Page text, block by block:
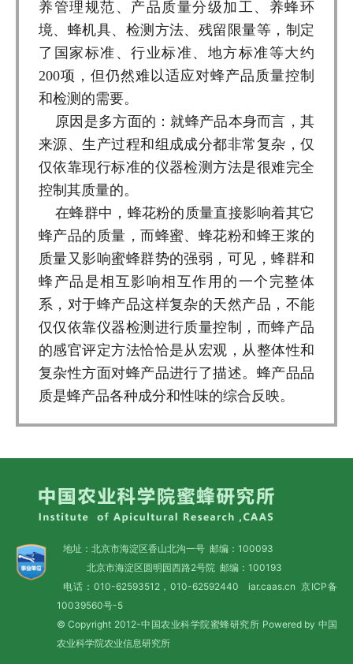
养管理规范、产品质量分级加工、养蜂环
境、蜂机具、检测方法、残留限量等，制定
了国家标准、行业标准、地方标准等大约
200项，但仍然难以适应对蜂产品质量控制
和检测的需要。
原因是多方面的：就蜂产品本身而言，其
来源、生产过程和组成成分都非常复杂，仅
仅依靠现行标准的仪器检测方法是很难完全
控制其质量的。
在蜂群中，蜂花粉的质量直接影响着其它
蜂产品的质量，而蜂蜜、蜂花粉和蜂王浆的
质量又影响蜜蜂群势的强弱，可见，蜂群和
蜂产品是相互影响相互作用的一个完整体
系，对于蜂产品这样复杂的天然产品，不能
仅仅依靠仪器检测进行质量控制，而蜂产品
的感官评定方法恰恰是从宏观，从整体性和
复杂性方面对蜂产品进行了描述。蜂产品品
质是蜂产品各种成分和性味的综合反映。
地址：北京市海淀区香山北沟一号 邮编：100093
北京市海淀区圆明园西路2号院 邮编：100193
电话：010-62593512，010-62592440 iar.caas.cn 京ICP备
10039560号-5
© Copyright 2012-中国农业科学院蜜蜂研究所 Powered by 中国
农业科学院农业信息研究所